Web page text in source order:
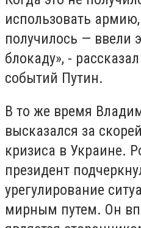
использовать
получилось — ввели
блокаду», -
событий Путин.
В то же время
высказался за
кризиса в Украине.
президент
урегулирование
мирным путем. Он